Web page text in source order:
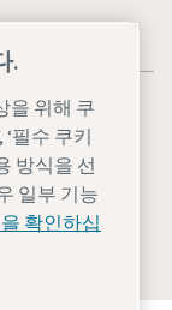
사이트맵
.
을 위해 쿠
필수 쿠키
방식을 선
일부 기능
확인하십